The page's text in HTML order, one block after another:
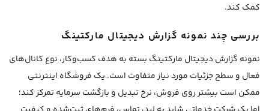
کمک کند.
بررسی چند نمونه گزارش دیجیتال مارکتینگ
نمونه گزارش دیجیتال مارکتینگ بسته به هدف کسب‌وکار، نوع کانال‌های
فعال و سطح جزئیات مورد نیاز متفاوت است. یک فروشگاه اینترنتی
ممکن است بیشتر روی فروش، نرخ تبدیل و بازگشت سرمایه تمرکز کند؛